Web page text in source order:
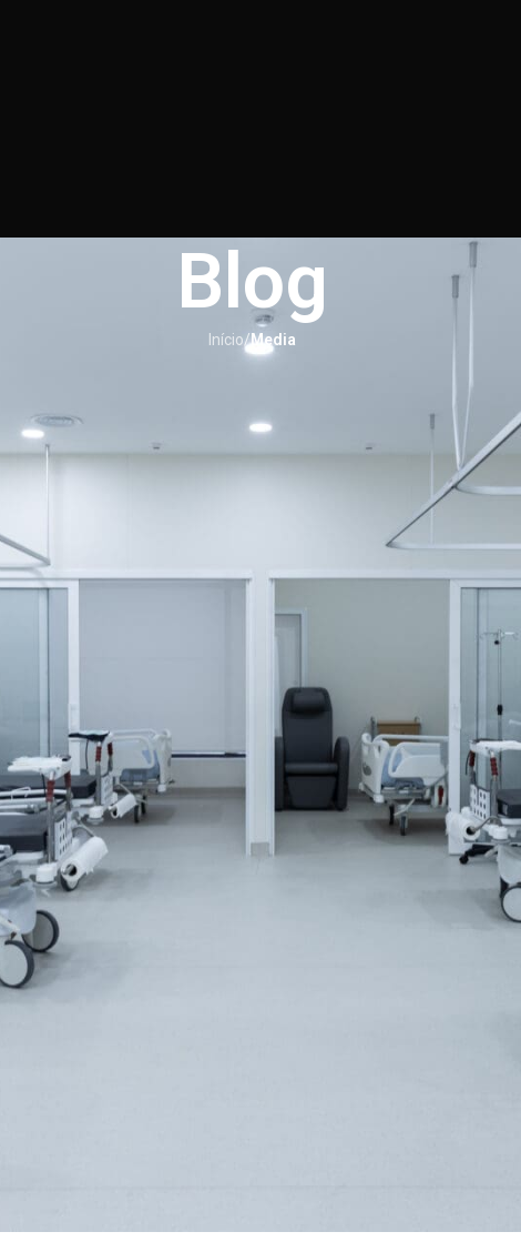
Blog
Início/Media
Efeitos adversos do Mounjaro e GLP-1